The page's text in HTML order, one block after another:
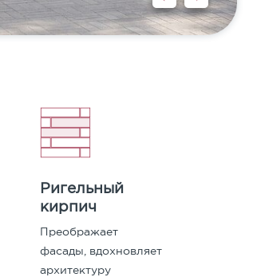
Ригельный
кирпич
Преображает
фасады, вдохновляет
архитектуру